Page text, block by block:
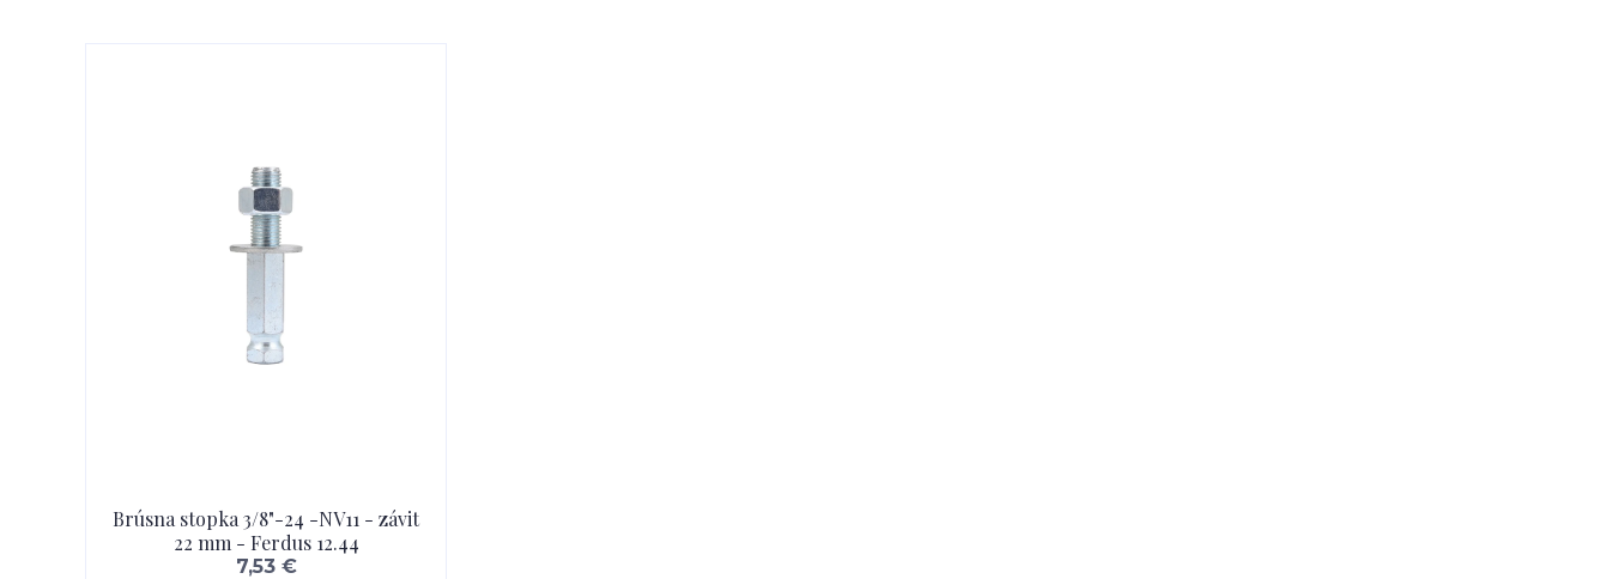
Brúsna stopka 3/8"-24 -NV11 - závit
22 mm - Ferdus 12.44
7,53 €